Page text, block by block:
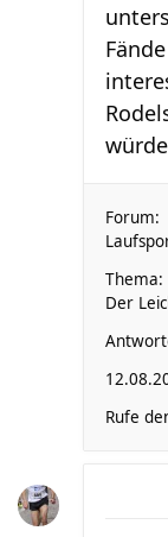
Forum:
Thema:
Der
Rufe